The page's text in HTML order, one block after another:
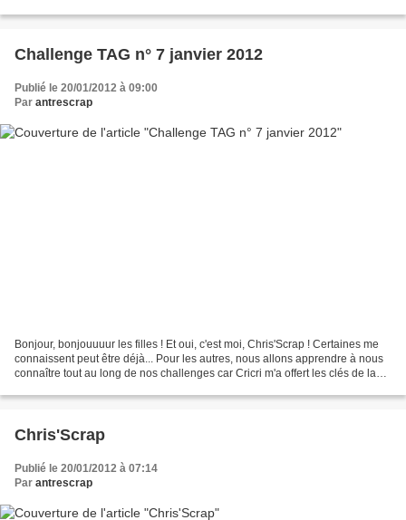
Challenge TAG n° 7 janvier 2012
Publié le 20/01/2012 à 09:00
Par antrescrap
Bonjour, bonjouuuur les filles ! Et oui, c'est moi, Chris'Scrap ! Certaines me
connaissent peut être déjà... Pour les autres, nous allons apprendre à nous
connaître tout au long de nos challenges car Cricri m'a offert les clés de la
Chris'Scrap
Publié le 20/01/2012 à 07:14
Par antrescrap